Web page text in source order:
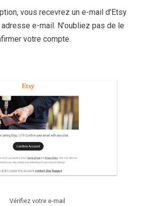
vous recevrez un e-mail d'Etsy
e-mail. N'oubliez pas de le
votre compte.
Vérifiez votre e-mail